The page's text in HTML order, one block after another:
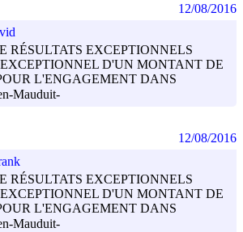
RÉSULTATS EXCEPTIONNELS
D'UN MONTANT DE
L'ENGAGEMENT DANS
Mauduit-
12/08/2016
RÉSULTATS EXCEPTIONNELS
D'UN MONTANT DE
L'ENGAGEMENT DANS
Mauduit-
12/08/2016